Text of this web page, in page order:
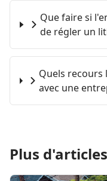
Que faire si
de régler un
Quels recours
avec une
Plus d'articles